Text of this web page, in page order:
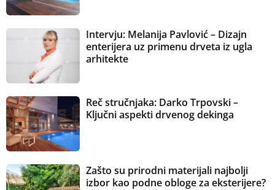
Intervju: Melanija Pavlović – Dizajn
enterijera uz primenu drveta iz ugla
arhitekte
Reč stručnjaka: Darko Trpovski –
Ključni aspekti drvenog dekinga
Zašto su prirodni materijali najbolji
izbor kao podne obloge za eksterijere?